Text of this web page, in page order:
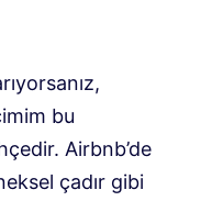
bu
Airbnb’de
çadır gibi